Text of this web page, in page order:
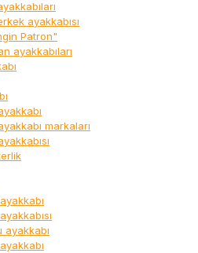
ayakkabısı
Patron"
ayakkabıları
markaları